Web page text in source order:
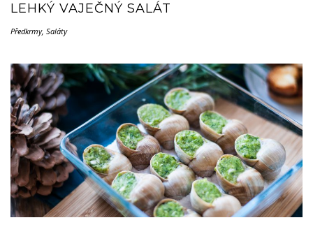
LEHKÝ VAJEČNÝ SALÁT
Předkrmy, Saláty